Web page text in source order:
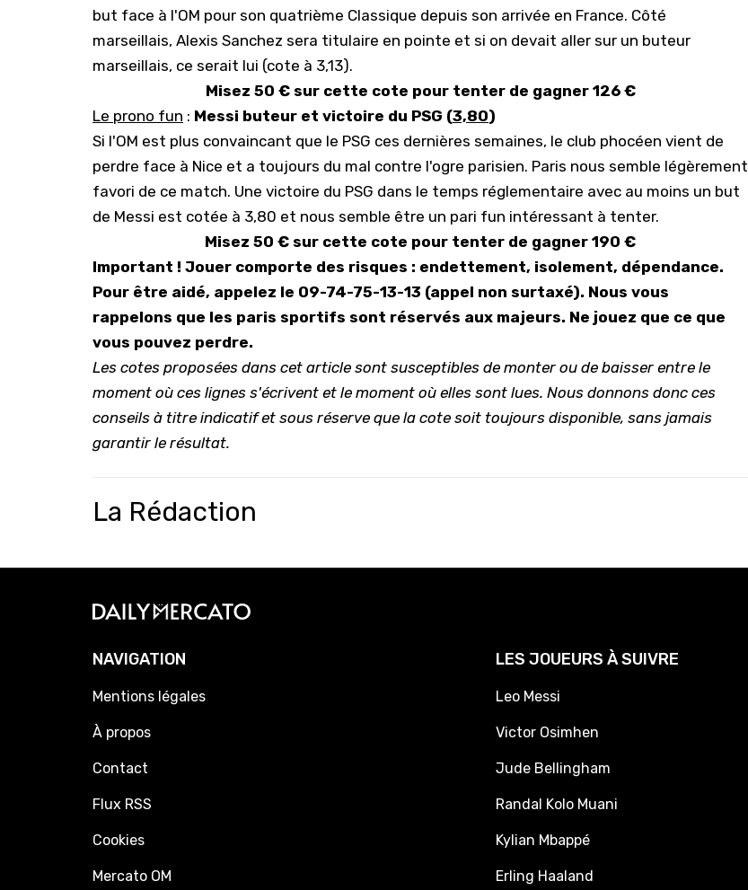
but face à l'OM pour son quatrième Classique depuis son arrivée en France. Côté
marseillais, Alexis Sanchez sera titulaire en pointe et si on devait aller sur un buteur
marseillais, ce serait lui (cote à 3,13).
Misez 50 € sur cette cote pour tenter de gagner 126 €
Le prono fun : Messi buteur et victoire du PSG (3,80)
Si l'OM est plus convaincant que le PSG ces dernières semaines, le club phocéen vient de
perdre face à Nice et a toujours du mal contre l'ogre parisien. Paris nous semble légèrement
favori de ce match. Une victoire du PSG dans le temps réglementaire avec au moins un but
de Messi est cotée à 3,80 et nous semble être un pari fun intéressant à tenter.
Misez 50 € sur cette cote pour tenter de gagner 190 €
Important ! Jouer comporte des risques : endettement, isolement, dépendance.
Pour être aidé, appelez le 09-74-75-13-13 (appel non surtaxé). Nous vous
rappelons que les paris sportifs sont réservés aux majeurs. Ne jouez que ce que
vous pouvez perdre.
Les cotes proposées dans cet article sont susceptibles de monter ou de baisser entre le
moment où ces lignes s'écrivent et le moment où elles sont lues. Nous donnons donc ces
conseils à titre indicatif et sous réserve que la cote soit toujours disponible, sans jamais
garantir le résultat.
La Rédaction
NAVIGATION
Mentions légales
À propos
Contact
Flux RSS
Cookies
Mercato OM
LES JOUEURS À SUIVRE
Leo Messi
Victor Osimhen
Jude Bellingham
Randal Kolo Muani
Kylian Mbappé
Erling Haaland